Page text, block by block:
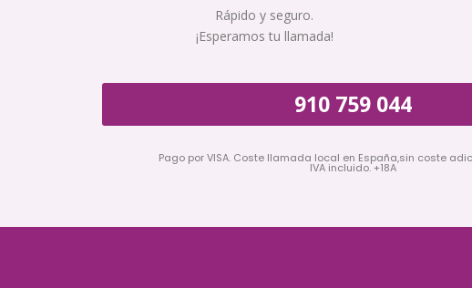
Rápido y seguro.
¡Esperamos tu llamada!
910 759 044
Pago por VISA. Coste llamada local en España,sin coste
IVA incluido. +18A